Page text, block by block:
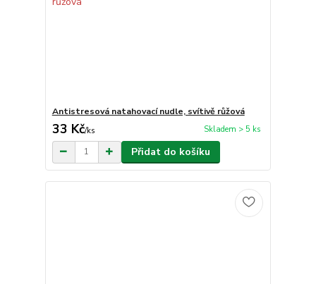
Antistresová natahovací nudle, svítivě růžová
33 Kč/ks Skladem > 5 ks
Přidat do košíku